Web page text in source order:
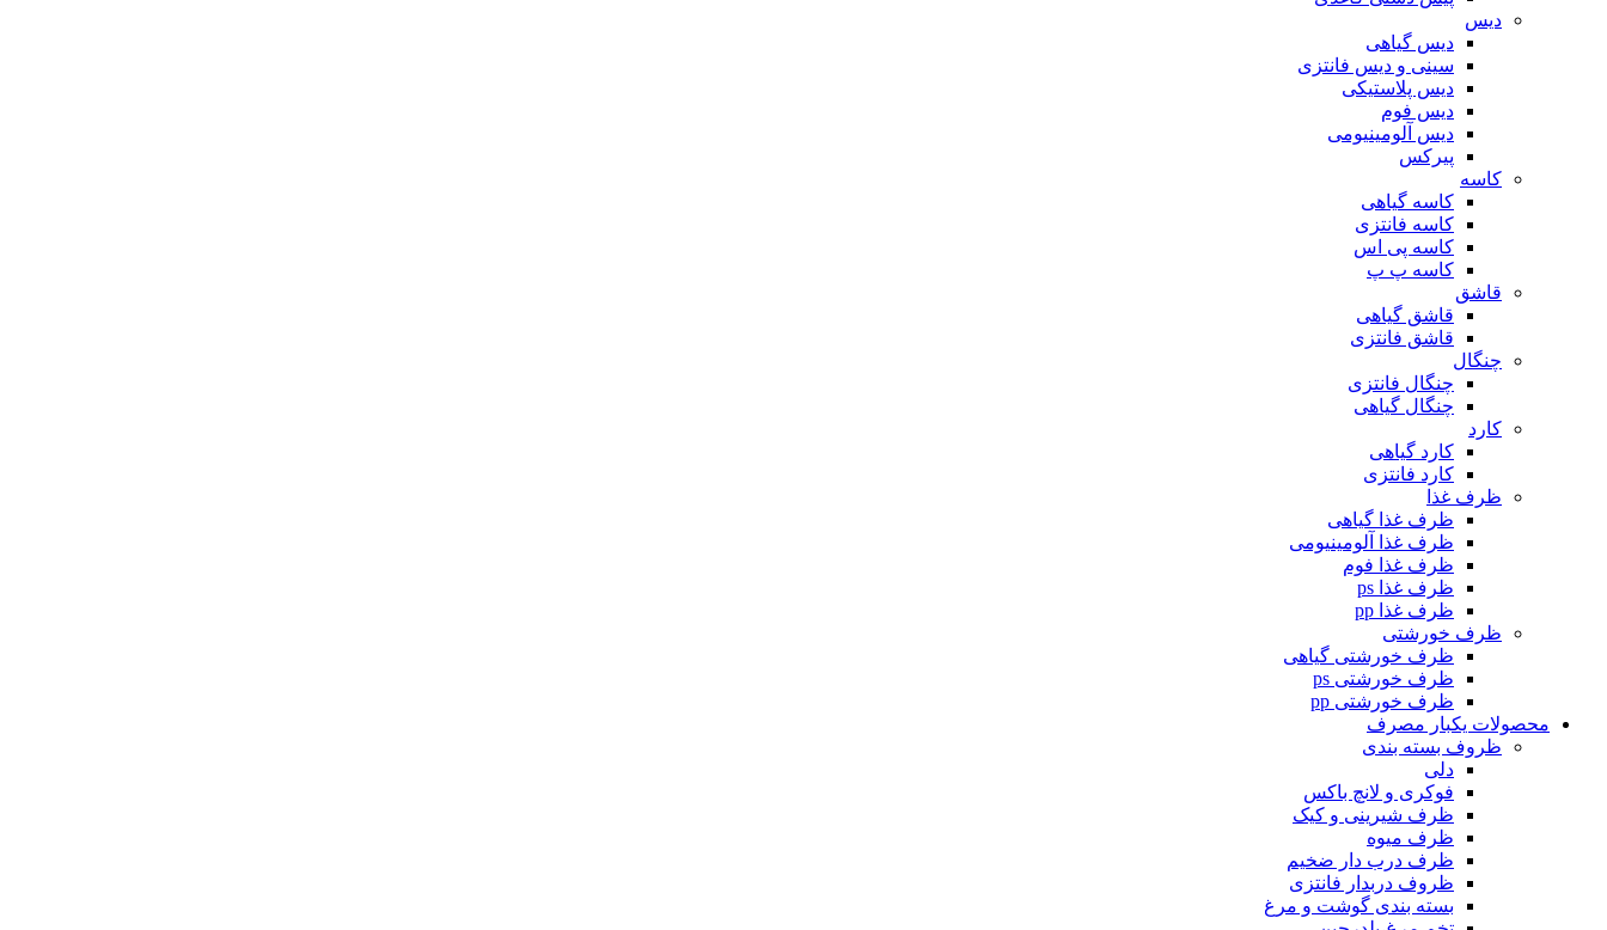
دیس
دیس گیاهی
سینی و دیس فانتزی
دیس پلاستیکی
دیس فوم
دیس آلومینیومی
پیرکس
کاسه
کاسه گیاهی
کاسه فانتزی
کاسه پی اس
کاسه پ پ
قاشق
قاشق گیاهی
قاشق فانتزی
چنگال
چنگال فانتزی
چنگال گیاهی
کارد
کارد گیاهی
کارد فانتزی
ظرف غذا
ظرف غذا گیاهی
ظرف غذا آلومینیومی
ظرف غذا فوم
ظرف غذا ps
ظرف غذا pp
ظرف خورشتی
ظرف خورشتی گیاهی
ظرف خورشتی ps
ظرف خورشتی pp
محصولات یکبار مصرف
ظروف بسته بندی
دلی
فوکری و لانچ باکس
ظرف شیرینی و کیک
ظرف میوه
ظرف درب دار ضخیم
ظروف دربدار فانتزی
بسته بندی گوشت و مرغ